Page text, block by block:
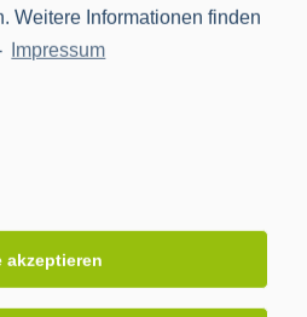
Weitere Informationen finden
Impressum
akzeptieren
Anbieter von Smart Meter
für die Digitalisierung